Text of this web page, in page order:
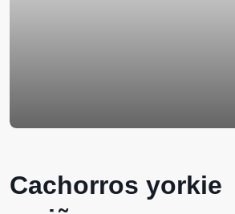
Cachorros yorkie